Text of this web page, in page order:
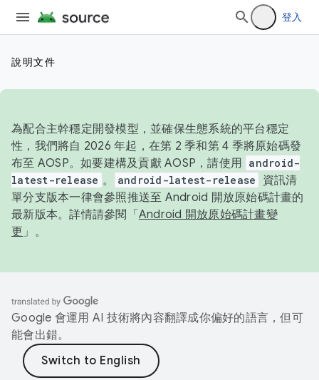
登入
說明文件
為配合主幹穩定開發模型，並確保生態系統的平台穩定
性，我們將自 2026 年起，在第 2 季和第 4 季將原始碼發
布至 AOSP。如要建構及貢獻 AOSP，請使用 android-
latest-release 。 android-latest-release
資訊清
單分支版本一律會參照推送至 Android 開放原始碼計畫的
最新版本。詳情請參閱「 Android 開放原始碼計畫變
更 」。
Google 會運用 AI 技術將內容翻譯成你偏好的語言，但可
能會出錯。